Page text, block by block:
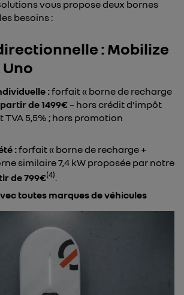
vous propose deux bornes
besoins :
: Mobilize
:forfait « borne de recharge
de 1499€– hors crédit d’impôt
TVA 5,5% ; hors promotion
:forfait « borne de recharge +
similaire 7,4 kW proposée par notre
de 799€(4).
toutes marques de véhicules